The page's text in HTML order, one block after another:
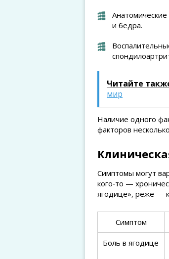
и бедра.
Читайте
мир
Наличие одного
факторов
Симптомы могут
кого‑то —
ягодице», реже —
Симптом
Боль в ягодице